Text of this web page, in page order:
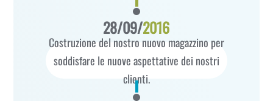
28/09/2016
Costruzione del nostro nuovo magazzino per
soddisfare le nuove aspettative dei nostri
clienti.